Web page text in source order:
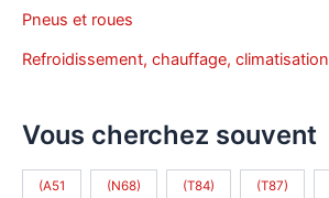
Pneus et roues
Refroidissement, chauffage, climatisation
Vous cherchez souvent
(A51 (N68) (T84) (T87)